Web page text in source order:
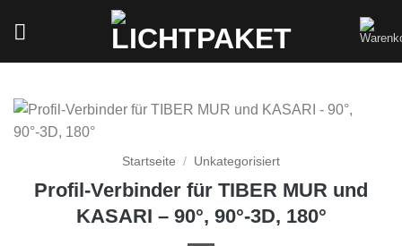
Startseite / Unkategorisiert
Profil-Verbinder für TIBER MUR und
KASARI – 90°, 90°-3D, 180°